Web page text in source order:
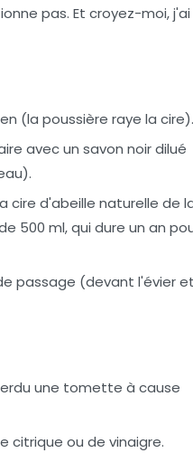
pas. Et croyez-moi, j'ai
(la poussière raye la cire).
avec un savon noir dilué
cire d'abeille naturelle de
500 ml, qui dure un an
passage (devant l'évier
une tomette à cause
citrique ou de vinaigre.